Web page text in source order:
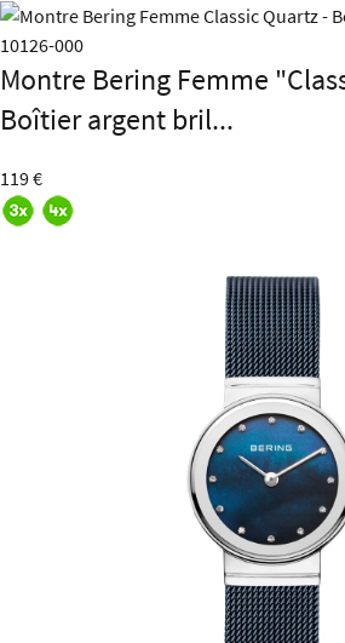
Montre Bering Femme
Boîtier argent bril...
119 €